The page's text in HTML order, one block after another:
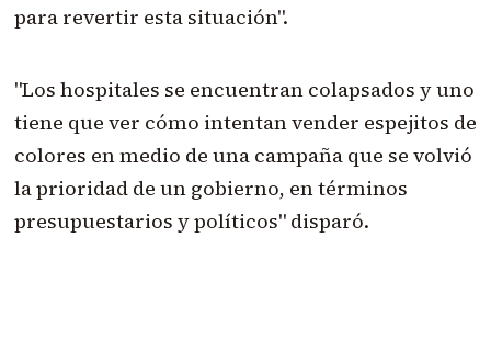
para revertir esta situación".
"Los hospitales se encuentran colapsados y uno
tiene que ver cómo intentan vender espejitos de
colores en medio de una campaña que se volvió
la prioridad de un gobierno, en términos
presupuestarios y políticos" disparó.